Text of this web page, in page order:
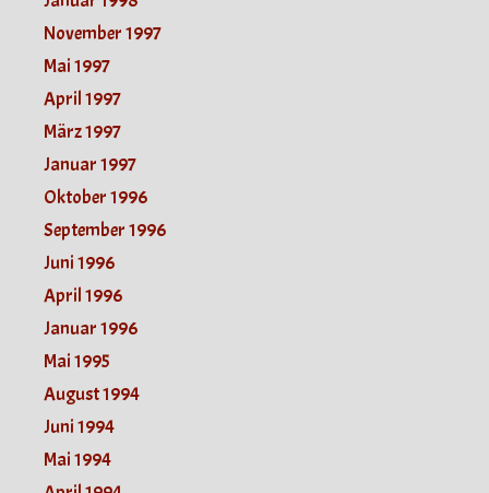
November 1997
Mai 1997
April 1997
März 1997
Januar 1997
Oktober 1996
September 1996
Juni 1996
April 1996
Januar 1996
Mai 1995
August 1994
Juni 1994
Mai 1994